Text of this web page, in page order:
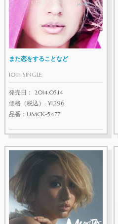
また恋をすることなど
10th SINGLE
発売日： 2014.05.14
価格（税込）: ¥1,296
品番：UMCK-5477